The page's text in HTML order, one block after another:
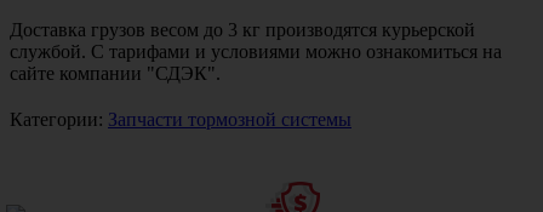
Доставка грузов весом до 3 кг производятся курьерской
службой. С тарифами и условиями можно ознакомиться на
сайте компании "СДЭК".
Категории: Запчасти тормозной системы